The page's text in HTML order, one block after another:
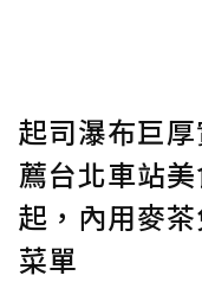
起司瀑布巨
薦台北車站
起，內用麥
菜單